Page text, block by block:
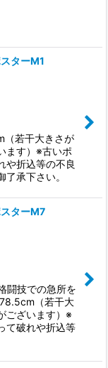
ターM1
若干大きさが
ます）※古いポ
や折込等の不良
承下さい。
ターM7
闘技での急所を
（若干大
ございます）※
て破れや折込等